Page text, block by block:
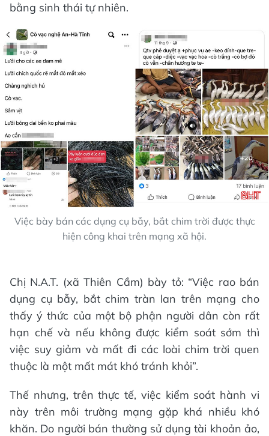
bằng sinh thái tự nhiên.
Việc bày bán các dụng cụ bẫy, bắt chim trời được thực
hiện công khai trên mạng xã hội.
Chị N.A.T. (xã Thiên Cầm) bày tỏ: “Việc rao bán
dụng cụ bẫy, bắt chim tràn lan trên mạng cho
thấy ý thức của một bộ phận người dân còn rất
hạn chế và nếu không được kiểm soát sớm thì
việc suy giảm và mất đi các loài chim trời quen
thuộc là một mất mát khó tránh khỏi”.
Thế nhưng, trên thực tế, việc kiểm soát hành vi
này trên môi trường mạng gặp khá nhiều khó
khăn. Do người bán thường sử dụng tài khoản ảo,